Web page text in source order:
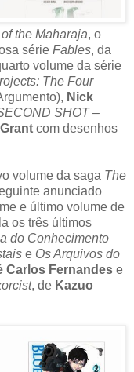
the Maharaja, o
série Fables, da
volume da série
The Four
Nick
SHOT –
com desenhos
volume da saga The
anunciado
e último volume de
os três últimos
do Conhecimento
e Os Arquivos do
Carlos Fernandes e
, de Kazuo